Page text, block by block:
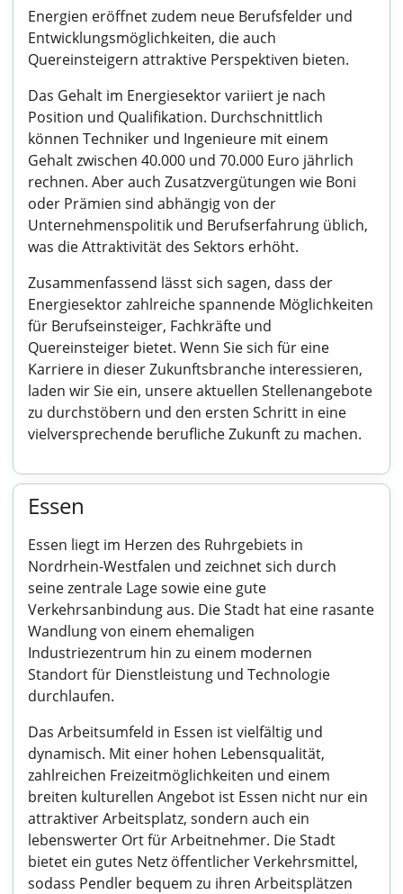
Energien eröffnet zudem neue Berufsfelder und
Entwicklungsmöglichkeiten, die auch
Quereinsteigern attraktive Perspektiven bieten.
Das Gehalt im Energiesektor variiert je nach
Position und Qualifikation. Durchschnittlich
können Techniker und Ingenieure mit einem
Gehalt zwischen 40.000 und 70.000 Euro jährlich
rechnen. Aber auch Zusatzvergütungen wie Boni
oder Prämien sind abhängig von der
Unternehmenspolitik und Berufserfahrung üblich,
was die Attraktivität des Sektors erhöht.
Zusammenfassend lässt sich sagen, dass der
Energiesektor zahlreiche spannende Möglichkeiten
für Berufseinsteiger, Fachkräfte und
Quereinsteiger bietet. Wenn Sie sich für eine
Karriere in dieser Zukunftsbranche interessieren,
laden wir Sie ein, unsere aktuellen Stellenangebote
zu durchstöbern und den ersten Schritt in eine
vielversprechende berufliche Zukunft zu machen.
Essen
Essen liegt im Herzen des Ruhrgebiets in
Nordrhein-Westfalen und zeichnet sich durch
seine zentrale Lage sowie eine gute
Verkehrsanbindung aus. Die Stadt hat eine rasante
Wandlung von einem ehemaligen
Industriezentrum hin zu einem modernen
Standort für Dienstleistung und Technologie
durchlaufen.
Das Arbeitsumfeld in Essen ist vielfältig und
dynamisch. Mit einer hohen Lebensqualität,
zahlreichen Freizeitmöglichkeiten und einem
breiten kulturellen Angebot ist Essen nicht nur ein
attraktiver Arbeitsplatz, sondern auch ein
lebenswerter Ort für Arbeitnehmer. Die Stadt
bietet ein gutes Netz öffentlicher Verkehrsmittel,
sodass Pendler bequem zu ihren Arbeitsplätzen